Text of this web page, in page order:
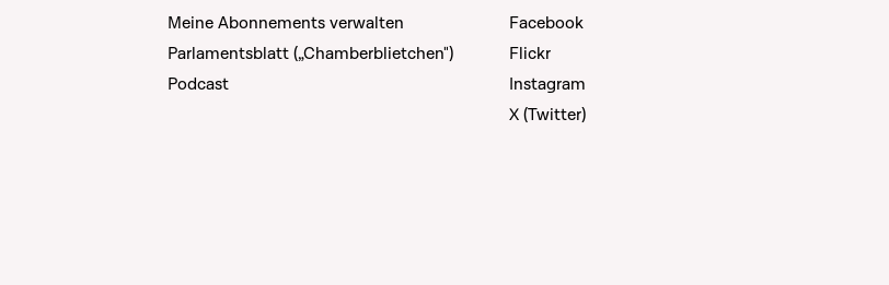
Meine Abonnements verwalten
Parlamentsblatt („Chamberblietchen")
Podcast
Facebook
Flickr
Instagram
X (Twitter)